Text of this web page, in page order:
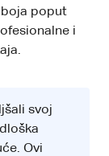
boja poput
i
svoj
Ovi